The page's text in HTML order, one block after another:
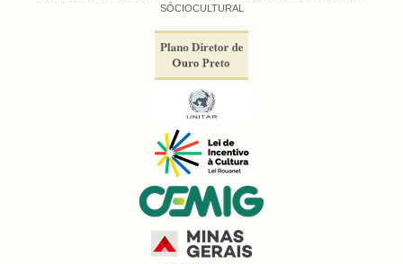
SÓCIOCULTURAL